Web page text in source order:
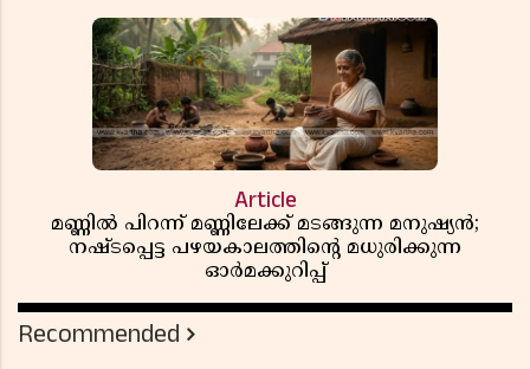
Article
മണ്ണിൽ പിറന്ന് മണ്ണിലേക്ക് മടങ്ങുന്ന മനുഷ്യൻ;
നഷ്ടപ്പെട്ട പഴയകാലത്തിൻ്റെ മധുരിക്കുന്ന
ഓർമക്കുറിപ്പ്
Recommended